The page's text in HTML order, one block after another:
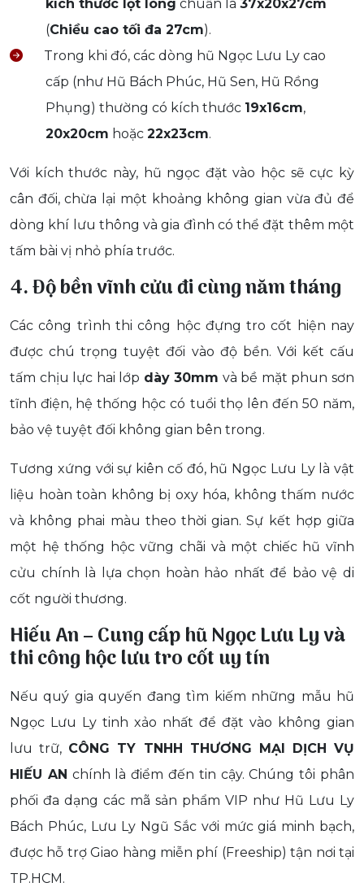
kích thước lọt lòng chuẩn là 37x20x27cm
(Chiều cao tối đa 27cm).
Trong khi đó, các dòng hũ Ngọc Lưu Ly cao
cấp (như Hũ Bách Phúc, Hũ Sen, Hũ Rồng
Phụng) thường có kích thước 19x16cm,
20x20cm hoặc 22x23cm.
Với kích thước này, hũ ngọc đặt vào hộc sẽ cực kỳ
cân đối, chừa lại một khoảng không gian vừa đủ để
dòng khí lưu thông và gia đình có thể đặt thêm một
tấm bài vị nhỏ phía trước.
4. Độ bền vĩnh cửu đi cùng năm tháng
Các công trình thi công hộc đựng tro cốt hiện nay
được chú trọng tuyệt đối vào độ bền. Với kết cấu
tấm chịu lực hai lớp dày 30mm và bề mặt phun sơn
tĩnh điện, hệ thống hộc có tuổi thọ lên đến 50 năm,
bảo vệ tuyệt đối không gian bên trong.
Tương xứng với sự kiên cố đó, hũ Ngọc Lưu Ly là vật
liệu hoàn toàn không bị oxy hóa, không thấm nước
và không phai màu theo thời gian. Sự kết hợp giữa
một hệ thống hộc vững chãi và một chiếc hũ vĩnh
cửu chính là lựa chọn hoàn hảo nhất để bảo vệ di
cốt người thương.
Hiếu An – Cung cấp hũ Ngọc Lưu Ly và
thi công hộc lưu tro cốt uy tín
Nếu quý gia quyến đang tìm kiếm những mẫu hũ
Ngọc Lưu Ly tinh xảo nhất để đặt vào không gian
lưu trữ, CÔNG TY TNHH THƯƠNG MẠI DỊCH VỤ
HIẾU AN chính là điểm đến tin cậy. Chúng tôi phân
phối đa dạng các mã sản phẩm VIP như Hũ Lưu Ly
Bách Phúc, Lưu Ly Ngũ Sắc với mức giá minh bạch,
được hỗ trợ Giao hàng miễn phí (Freeship) tận nơi tại
TP.HCM.